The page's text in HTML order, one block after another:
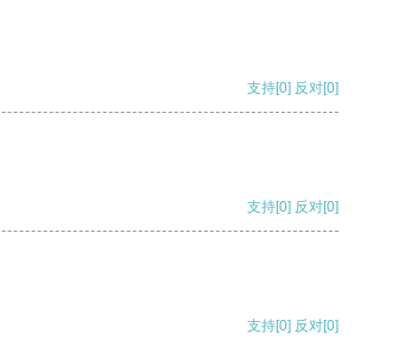
支持[0] 反对[0]
支持[0] 反对[0]
支持[0] 反对[0]